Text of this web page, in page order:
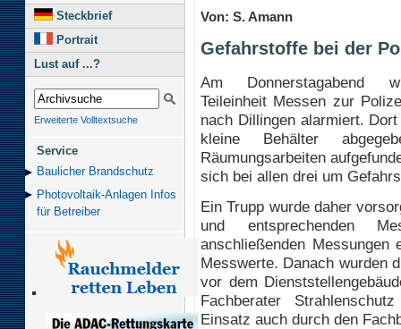
Steckbrief
Portrait
Lust auf ...?
Erweiterte Volltextsuche
Service
Baulicher Brand­schutz
Photovoltaik-Anlagen Infos
für Betreiber
Von: S. Amann
Gefahrstoffe bei der
Am Donnerstagabend
Teileinheit Messen zur
nach Dillingen alarmiert.
kleine Behälter
Räumungsarbeiten
sich bei allen drei um
Ein Trupp wurde daher
und entsprechenden
anschließenden
Messwerte. Danach wurden
vor dem
Fachberater
Einsatz auch durch den